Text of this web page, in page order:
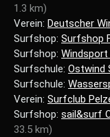
1.3 km)
Verein: Deutscher
Surfshop: Surfshop
Surfshop:
Surfschule: Ostwind
Surfschule:
Verein: Surfclub
Surfshop: sail&surf
33.5 km)